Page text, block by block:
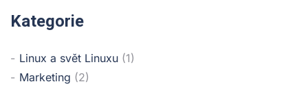
Kategorie
Linux a svět Linuxu (1)
Marketing (2)